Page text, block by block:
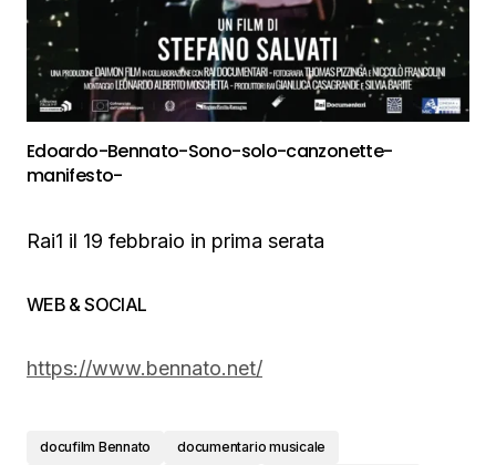
Edoardo-Bennato-Sono-solo-canzonette-
manifesto-
Rai1 il 19 febbraio in prima serata
WEB & SOCIAL
https://www.bennato.net/
docufilm Bennato
documentario musicale